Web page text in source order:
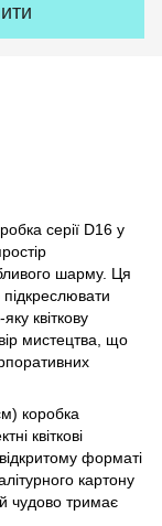
серії D16 у
шарму. Ця
квіткову
мистецтва, що
коробка
квіткові
форматі
картону
чудово тримає